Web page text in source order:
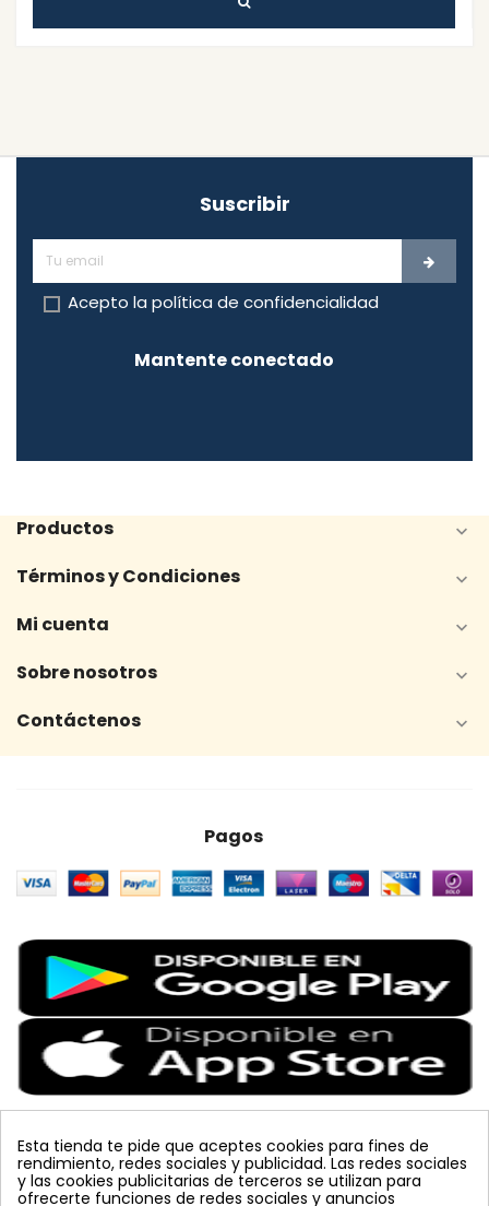
Suscribir
Acepto la política de confidencialidad
Mantente conectado
Productos 
Términos y Condiciones 
Mi cuenta 
Sobre nosotros 
Contáctenos 
Pagos
Etiquetas Populares
Esta tienda te pide que aceptes cookies para fines de
rendimiento, redes sociales y publicidad. Las redes sociales
y las cookies publicitarias de terceros se utilizan para
ofrecerte funciones de redes sociales y anuncios